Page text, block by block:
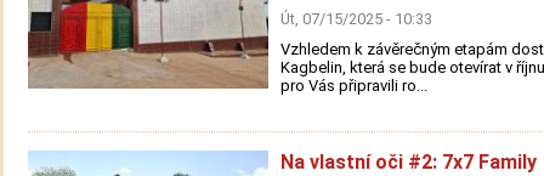
Út, 07/15/2025 - 10:33
Vzhledem k závěrečným etapám
Kagbelin, která se bude otevírat v
pro Vás připravili ro...
Na vlastní oči #2: 7x7 Family